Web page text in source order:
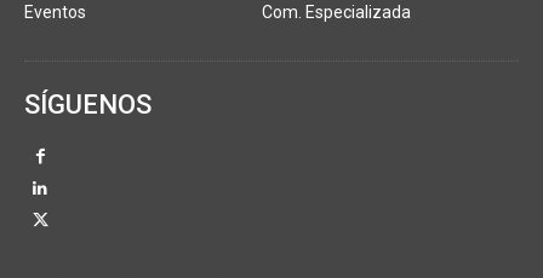
Eventos
Com. Especializada
SÍGUENOS